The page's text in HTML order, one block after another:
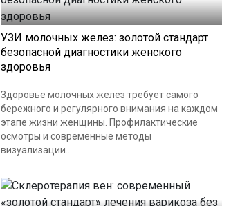
УЗИ молочных желез: золотой стандарт
безопасной диагностики женского
здоровья
Здоровье молочных желез требует самого
бережного и регулярного внимания на каждом
этапе жизни женщины. Профилактические
осмотры и современные методы
визуализации...